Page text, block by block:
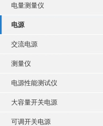
电量测量仪
电源
交流电源
测量仪
电源性能测试仪
大容量开关电源
可调开关电源